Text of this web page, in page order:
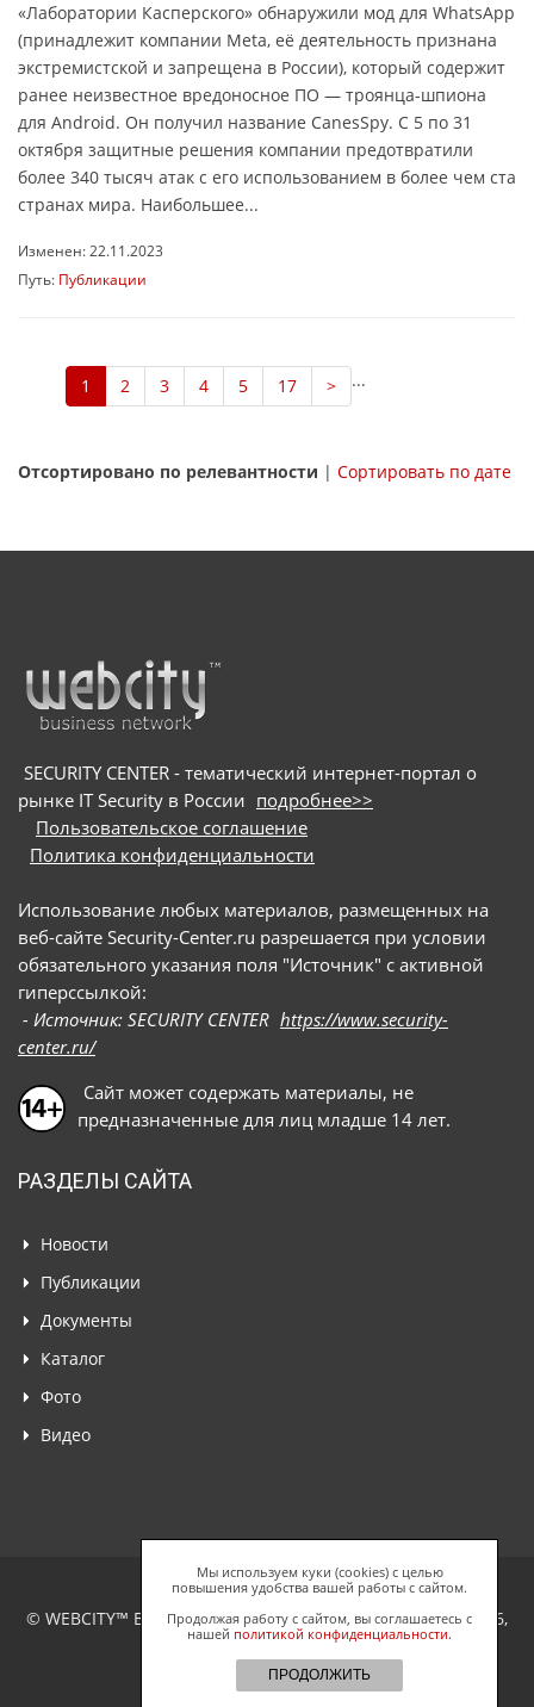
«Лаборатории Касперского» обнаружили мод для WhatsApp
(принадлежит компании Meta, её деятельность признана
экстремистской и запрещена в России), который содержит
ранее неизвестное вредоносное ПО — троянца-шпиона
для Android. Он получил название CanesSpy. С 5 по 31
октября защитные решения компании предотвратили
более 340 тысяч атак с его использованием в более чем ста
странах мира. Наибольшее...
Изменен: 22.11.2023
Путь: Публикации
1 2 3 4 5 ...
17 >
Отсортировано по релевантности | Сортировать по дате
SECURITY CENTER - тематический интернет-портал о
рынке IT Security в России подробнее>>
Пользовательское соглашение
Политика конфиденциальности
Использование любых материалов, размещенных на
веб-сайте Security-Center.ru разрешается при условии
обязательного указания поля "Источник" с активной
гиперссылкой:
- Источник: SECURITY CENTER https://www.security-
center.ru/
Сайт может содержать материалы, не
предназначенные для лиц младше 14 лет.
РАЗДЕЛЫ САЙТА
Новости
Публикации
Документы
Каталог
Фото
Видео
© WEBCITY™ Business Network, ООО "Спайдерс Веб", 2026,
Все права защищены.
Мы используем куки (cookies) с целью
повышения удобства вашей работы с сайтом.
Продолжая работу с сайтом, вы соглашаетесь с
нашей политикой конфиденциальности.
ПРОДОЛЖИТЬ